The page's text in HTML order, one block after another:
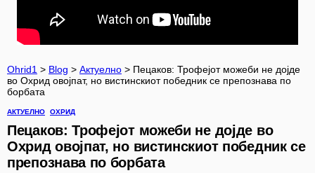
Ohrid1 > Blog > Актуелно > Пецаков: ​Трофејот можеби не дојде
во Охрид овојпат, но вистинскиот победник се препознава по
борбата
АКТУЕЛНО ОХРИД
Пецаков: ​Трофејот можеби не дојде во
Охрид овојпат, но вистинскиот победник се
препознава по борбата